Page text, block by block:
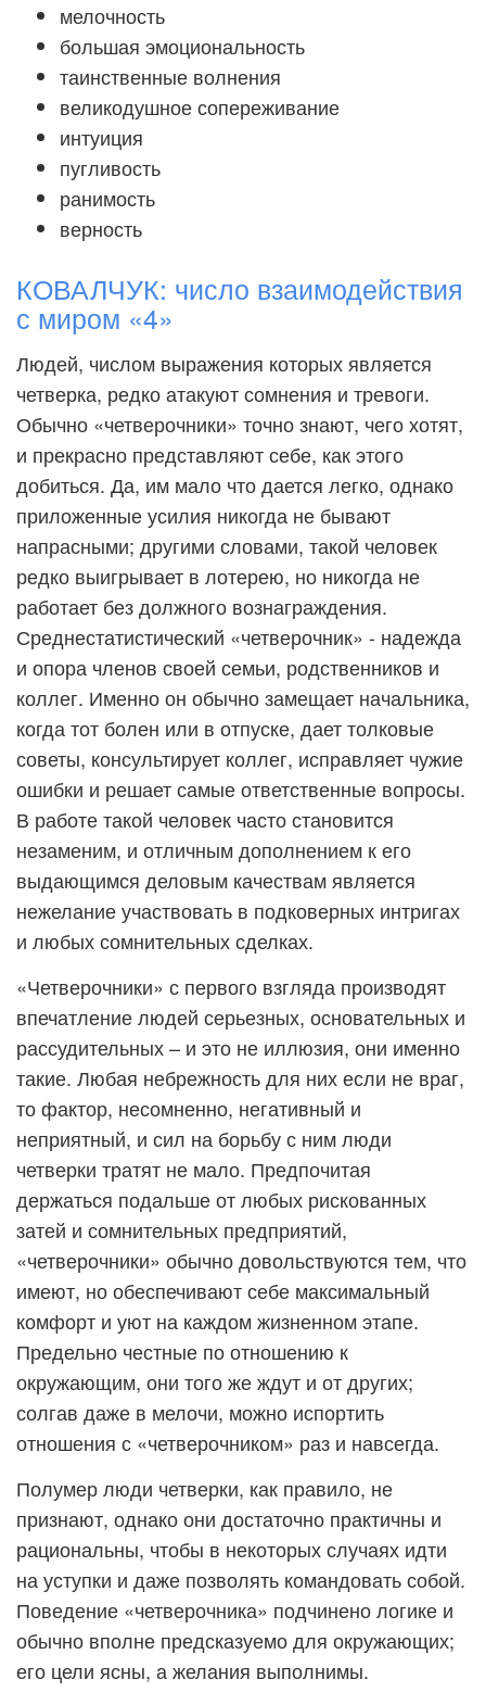
мелочность
большая эмоциональность
таинственные волнения
великодушное сопереживание
интуиция
пугливость
ранимость
верность
КОВАЛЧУК: число взаимодействия
с миром «4»
Людей, числом выражения которых является
четверка, редко атакуют сомнения и тревоги.
Обычно «четверочники» точно знают, чего хотят,
и прекрасно представляют себе, как этого
добиться. Да, им мало что дается легко, однако
приложенные усилия никогда не бывают
напрасными; другими словами, такой человек
редко выигрывает в лотерею, но никогда не
работает без должного вознаграждения.
Среднестатистический «четверочник» - надежда
и опора членов своей семьи, родственников и
коллег. Именно он обычно замещает начальника,
когда тот болен или в отпуске, дает толковые
советы, консультирует коллег, исправляет чужие
ошибки и решает самые ответственные вопросы.
В работе такой человек часто становится
незаменим, и отличным дополнением к его
выдающимся деловым качествам является
нежелание участвовать в подковерных интригах
и любых сомнительных сделках.
«Четверочники» с первого взгляда производят
впечатление людей серьезных, основательных и
рассудительных – и это не иллюзия, они именно
такие. Любая небрежность для них если не враг,
то фактор, несомненно, негативный и
неприятный, и сил на борьбу с ним люди
четверки тратят не мало. Предпочитая
держаться подальше от любых рискованных
затей и сомнительных предприятий,
«четверочники» обычно довольствуются тем, что
имеют, но обеспечивают себе максимальный
комфорт и уют на каждом жизненном этапе.
Предельно честные по отношению к
окружающим, они того же ждут и от других;
солгав даже в мелочи, можно испортить
отношения с «четверочником» раз и навсегда.
Полумер люди четверки, как правило, не
признают, однако они достаточно практичны и
рациональны, чтобы в некоторых случаях идти
на уступки и даже позволять командовать собой.
Поведение «четверочника» подчинено логике и
обычно вполне предсказуемо для окружающих;
его цели ясны, а желания выполнимы.